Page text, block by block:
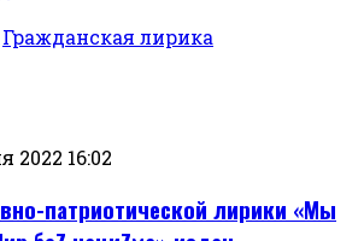
Гражданская лирика
2022 16:02
патриотической лирики «Мы